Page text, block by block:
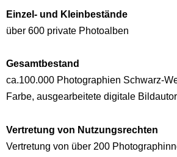
Einzel- und Kleinbestände
über 600 private Photoalben
Gesamtbestand
ca.100.000 Photographien Schwarz-
Farbe, ausgearbeitete digitale
Vertretung von Nutzungsrechten
Vertretung von über 200